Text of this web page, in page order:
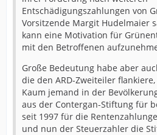
Entschädigungszahlungen von
Vorsitzende Margit Hudelmaier
kann eine Motivation für
mit den Betroffenen
Große Bedeutung habe aber
die den ARD-Zweiteiler
Kaum jemand in der
aus der Contergan-Stiftung für
seit 1997 für die
und nun der Steuerzahler die